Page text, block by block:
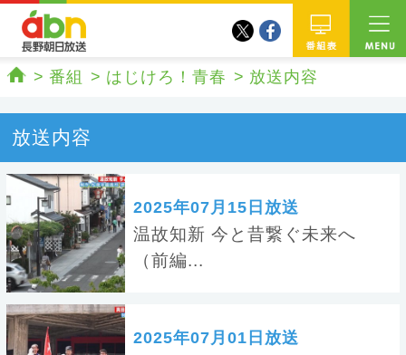
twitterfacebook
番組 はじけろ！青春 放送内容
放送内容
2025年07月15日放送
温故知新 今と昔繋ぐ未来へ
（前編...
2025年07月01日放送